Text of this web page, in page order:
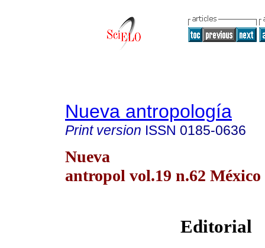
Nueva antropología
Print version ISSN 0185-0636
Nueva
antropol vol.19 n.62 México
Editorial